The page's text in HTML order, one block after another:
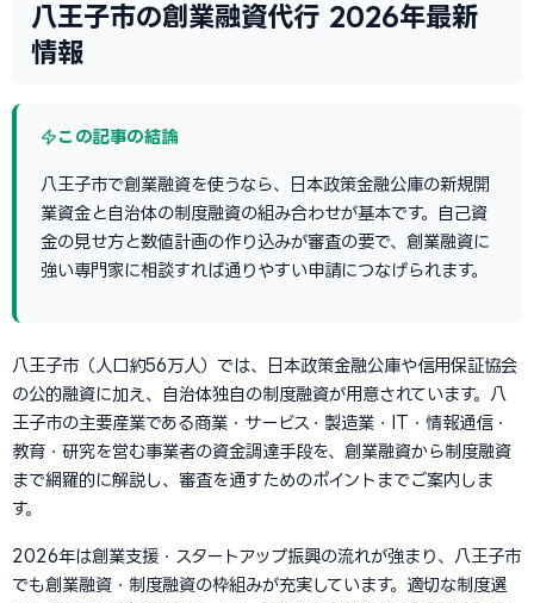
八王子市の創業融資代行 2026年最新
情報
この記事の結論
八王子市で創業融資を使うなら、日本政策金融公庫の新規開
業資金と自治体の制度融資の組み合わせが基本です。自己資
金の見せ方と数値計画の作り込みが審査の要で、創業融資に
強い専門家に相談すれば通りやすい申請につなげられます。
八王子市（人口約56万人）では、日本政策金融公庫や信用保証協会
の公的融資に加え、自治体独自の制度融資が用意されています。八
王子市の主要産業である商業・サービス・製造業・IT・情報通信・
教育・研究を営む事業者の資金調達手段を、創業融資から制度融資
まで網羅的に解説し、審査を通すためのポイントまでご案内しま
す。
2026年は創業支援・スタートアップ振興の流れが強まり、八王子市
でも創業融資・制度融資の枠組みが充実しています。適切な制度選